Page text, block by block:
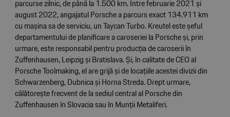
parcurse zilnic, de până la 1.500 km. Între februarie 2021 și
august 2022, angajatul Porsche a parcurs exact 134.911 km
cu mașina sa de serviciu, un Taycan Turbo. Kreutel este șeful
departamentului de planificare a caroseriei la Porsche și, prin
urmare, este responsabil pentru producția de caroserii în
Zuffenhausen, Leipzig și Bratislava. Și, în calitate de CEO al
Porsche Toolmaking, el are grijă și de locațiile acestei divizii din
Schwarzenberg, Dubnica și Horna Streda. Drept urmare,
călătorește frecvent de la sediul central al Porsche din
Zuffenhausen în Slovacia sau în Munții Metaliferi.